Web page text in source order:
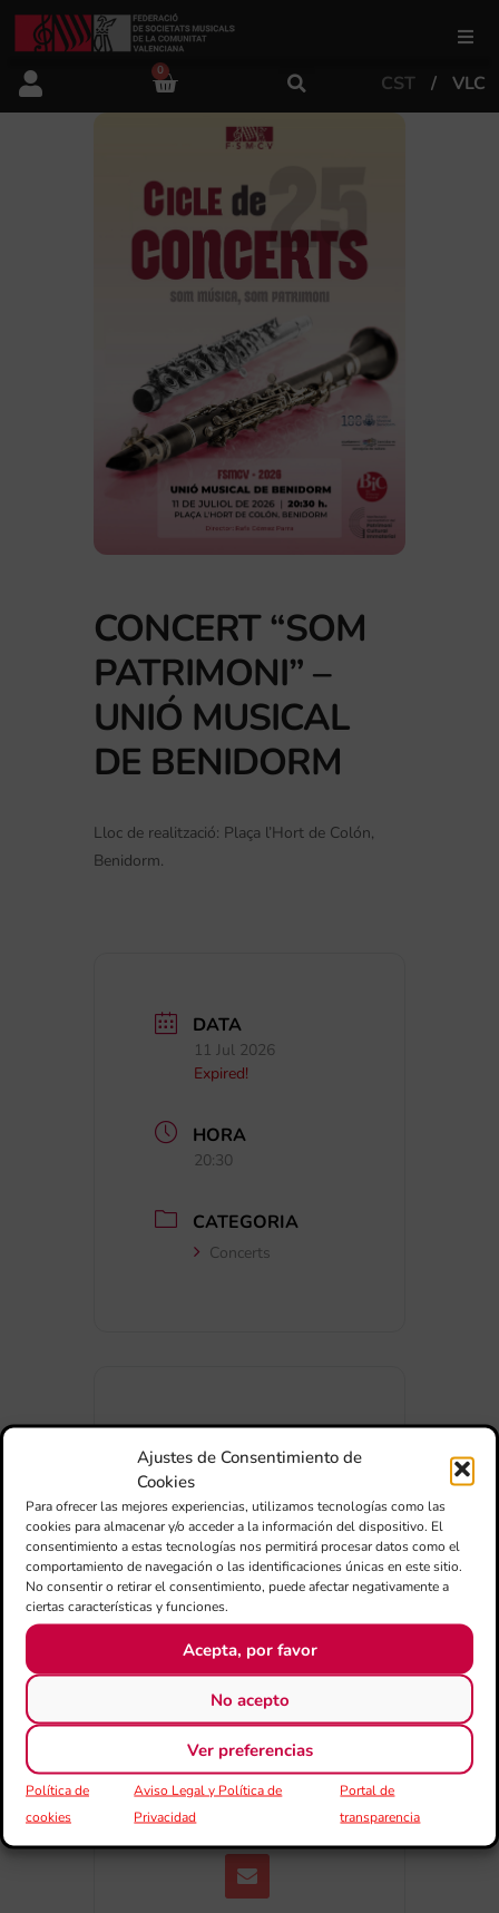
Ajustes de Consentimiento de
Cookies
Para ofrecer las mejores experiencias, utilizamos tecnologías como las
cookies para almacenar y/o acceder a la información del dispositivo. El
consentimiento a estas tecnologías nos permitirá procesar datos como el
comportamiento de navegación o las identificaciones únicas en este sitio.
No consentir o retirar el consentimiento, puede afectar negativamente a
ciertas características y funciones.
Acepta, por favor
No acepto
Ver preferencias
Política de
cookies
Aviso Legal y Política de
Privacidad
Portal de
transparencia
FSMCV
Àrea educativa
0
CST VLC
CONCERT “SOM
PATRIMONI” –
UNIÓ MUSICAL
DE BENIDORM
Lloc de realització: Plaça l’Hort de Colón,
Benidorm.
DATA
11 Jul 2026
Expired!
HORA
20:30
CATEGORIA
Concerts
+ Afegir a Google Calendar
Exportar + iCal / Outlook
COMPARTIR
ESDEVENIMENT